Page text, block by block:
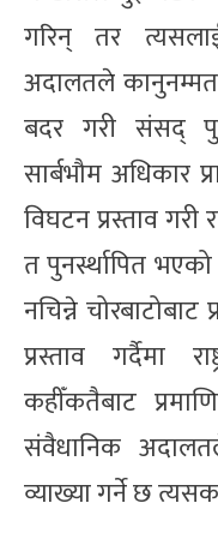
गरिन् तर
अदालतले कानुनम्मत
बदर गरी संसद्
सार्बभौम अधिकार
विघटन प्रस्ताव गरी
त पुनर्स्थापित
नचिन्ने चोरबाटोबाट
प्रस्ताव गर्दैमा
कहीँकतैबाट
संवैधानिक
व्याख्या गर्ने छ